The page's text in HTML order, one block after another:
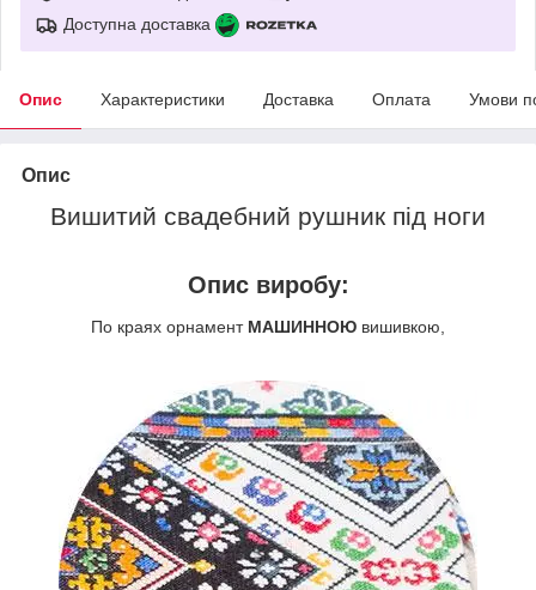
Доступна доставка
Опис Характеристики Доставка Оплата Умови
Опис
Вишитий свадебний рушник під ноги
Опис виробу:
По краях орнамент МАШИННОЮ вишивкою,